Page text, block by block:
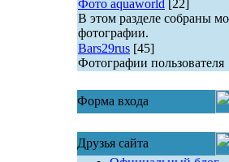
Фото aquaworld [22]
В этом разделе собраны
фотографии.
Bars29rus [45]
Фотографии пользователя
Форма входа
Друзья сайта